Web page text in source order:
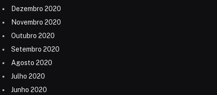
Dezembro 2020
Novembro 2020
Outubro 2020
Setembro 2020
Agosto 2020
Julho 2020
Junho 2020